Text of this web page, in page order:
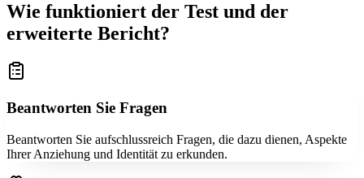
Wie funktioniert der Test und der
erweiterte Bericht?
Beantworten Sie Fragen
Beantworten Sie aufschlussreich Fragen, die dazu dienen, Aspekte
Ihrer Anziehung und Identität zu erkunden.